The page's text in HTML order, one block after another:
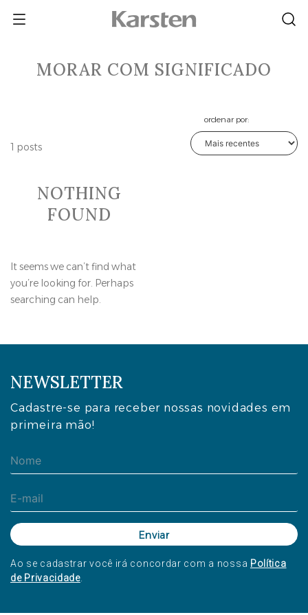
MORAR COM SIGNIFICADO
1 posts
ordenar por:
NOTHING
FOUND
It seems we can’t find what
you’re looking for. Perhaps
searching can help.
NEWSLETTER
Cadastre-se para receber nossas novidades em
primeira mão!
Ao se cadastrar você irá concordar com a nossa Política
de Privacidade.